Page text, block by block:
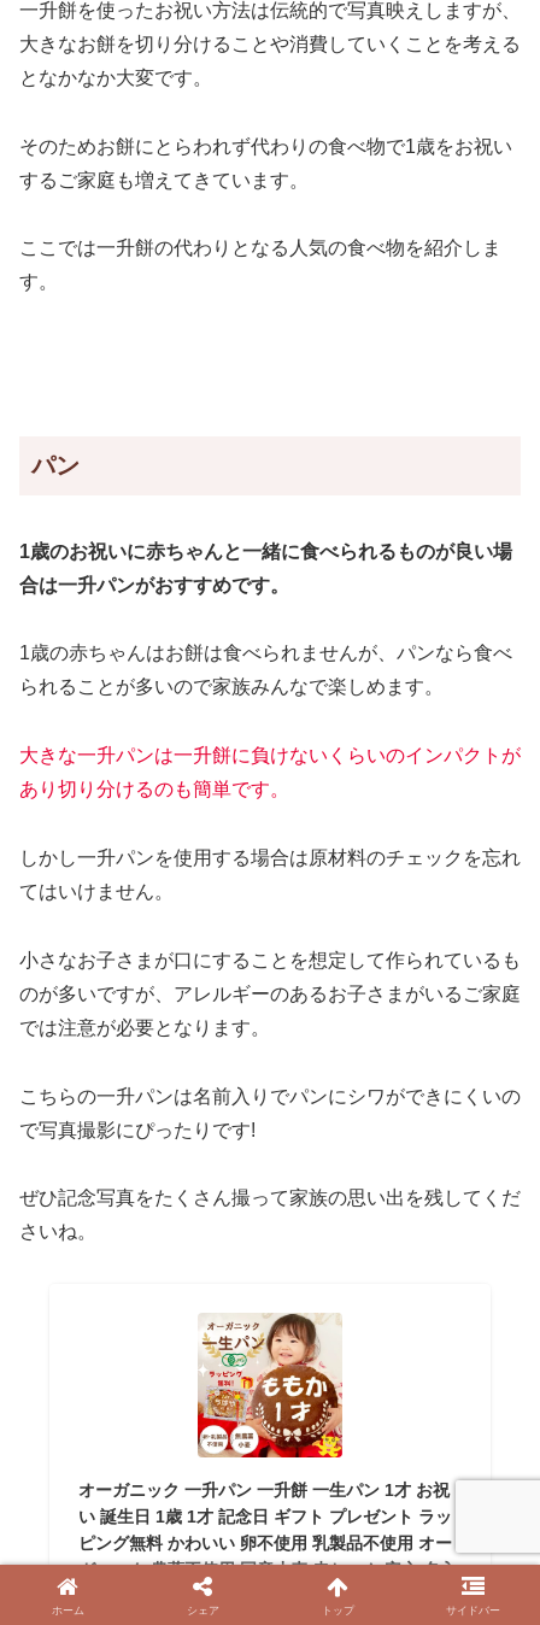
一升餅を使ったお祝い方法は伝統的で写真映えしますが、
大きなお餅を切り分けることや消費していくことを考える
となかなか大変です。
そのためお餅にとらわれず代わりの食べ物で1歳をお祝い
するご家庭も増えてきています。
ここでは一升餅の代わりとなる人気の食べ物を紹介しま
す。
パン
1歳のお祝いに赤ちゃんと一緒に食べられるものが良い場
合は一升パンがおすすめです。
1歳の赤ちゃんはお餅は食べられませんが、パンなら食べ
られることが多いので家族みんなで楽しめます。
大きな一升パンは一升餅に負けないくらいのインパクトが
あり切り分けるのも簡単です。
しかし一升パンを使用する場合は原材料のチェックを忘れ
てはいけません。
小さなお子さまが口にすることを想定して作られているも
のが多いですが、アレルギーのあるお子さまがいるご家庭
では注意が必要となります。
こちらの一升パンは名前入りでパンにシワができにくいの
で写真撮影にぴったりです!
ぜひ記念写真をたくさん撮って家族の思い出を残してくだ
さいね。
オーガニック 一升パン 一升餅 一生パン 1才 お祝
い 誕生日 1歳 1才 記念日 ギフト プレゼント ラッ
ピング無料 かわいい 卵不使用 乳製品不使用 オー
ガニック 農薬不使用 国産小麦 赤ちゃん 安心 名入
ホーム シェア トップ サイドバー